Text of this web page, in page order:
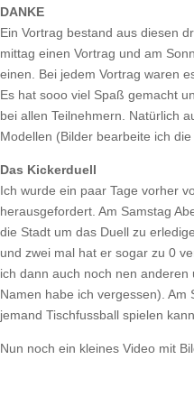
DANKE
Ein Vortrag bestand aus diesen
mittag einen Vortrag und am
einen. Bei jedem Vortrag waren
Es hat sooo viel Spaß gemacht
bei allen Teilnehmern. Natürlich
Modellen (Bilder bearbeite ich die
Das Kickerduell
Ich wurde ein paar Tage vorher
herausgefordert. Am Samstag
die Stadt um das Duell zu
und zwei mal hat er sogar zu 0
ich dann auch noch nen
Namen habe ich vergessen). Am
jemand Tischfussball spielen
Nun noch ein kleines Video mit